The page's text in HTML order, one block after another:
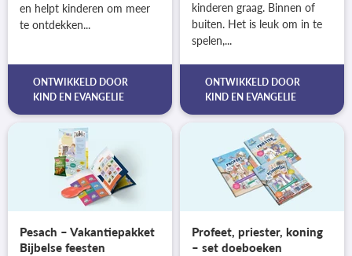
en helpt kinderen om meer
te ontdekken...
ONTWIKKELD DOOR
KIND EN EVANGELIE
kinderen graag. Binnen of
buiten. Het is leuk om in te
spelen,...
ONTWIKKELD DOOR
KIND EN EVANGELIE
Pesach – Vakantiepakket
Bijbelse feesten
Profeet, priester, koning
– set doeboeken